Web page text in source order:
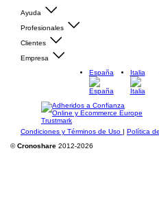
Ayuda
Profesionales
Clientes
Empresa
España
Italia
Condiciones y Términos de Uso | Política
©Cronoshare 2012-2026